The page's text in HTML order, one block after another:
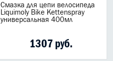
Смазка для цепи велосипеда
Liquimoly Bike Kettenspray
универсальная 400мл
1307 руб.